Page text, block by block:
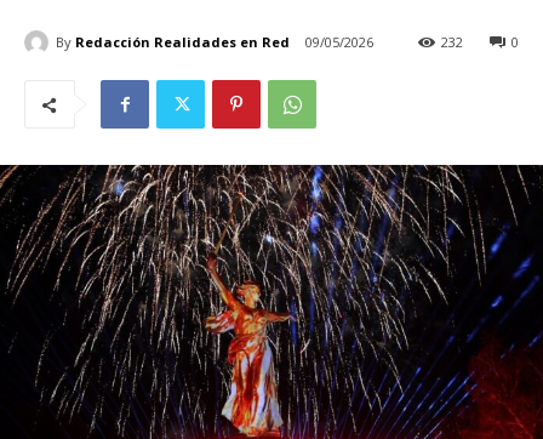
By Redacción Realidades en Red 09/05/2026 0
232